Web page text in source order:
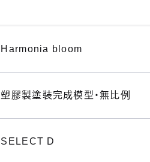
Harmonia bloom
塑膠製塗裝完成模型・無比例
SELECT D